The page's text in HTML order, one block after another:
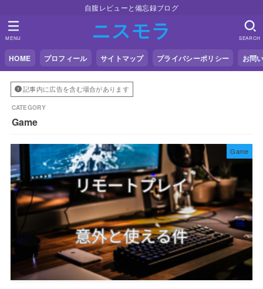
自腹レビューと備忘録ブログ
ニスモラ
HOME プロフィール サイトマップ プライバシーポリシー お問
SEARCH
MENU
記事内に広告を含む場合があります
Game
Game